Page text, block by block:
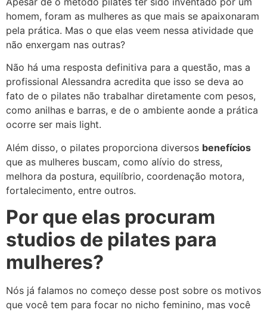
homem, foram as mulheres as que mais se apaixonaram
pela prática. Mas o que elas veem nessa atividade que
não enxergam nas outras?
Não há uma resposta definitiva para a questão, mas a
profissional Alessandra acredita que isso se deva ao
fato de o pilates não trabalhar diretamente com pesos,
como anilhas e barras, e de o ambiente aonde a prática
ocorre ser mais light.
Além disso, o pilates proporciona diversos benefícios
que as mulheres buscam, como alívio do stress,
melhora da postura, equilíbrio, coordenação motora,
fortalecimento, entre outros.
Por que elas procuram
studios de pilates para
mulheres?
Nós já falamos no começo desse post sobre os motivos
que você tem para focar no nicho feminino, mas você